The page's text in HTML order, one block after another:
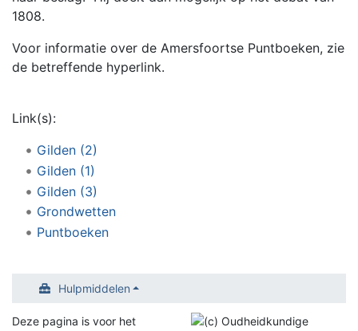
1808.
Voor informatie over de Amersfoortse Puntboeken, zie
de betreffende hyperlink.
Link(s):
Gilden (2)
Gilden (1)
Gilden (3)
Grondwetten
Puntboeken
Hulpmiddelen
Deze pagina is voor het